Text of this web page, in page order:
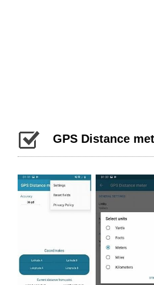
GPS Distance